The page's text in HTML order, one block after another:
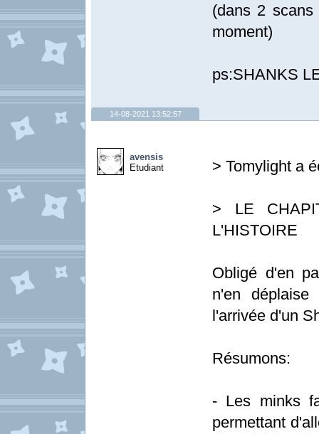
(dans 2
moment)
ps:SHANKS
14-08-2021 13:52:57
avensis
Etudiant
> Tomylight a
> LE
L'HISTOIRE
Obligé d'en
n'en
l'arrivée d'un
Résumons:
- Les minks
permettant